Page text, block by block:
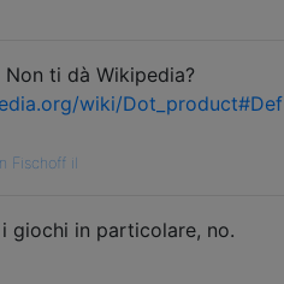
Non ti dà Wikipedia?
wiki/
Fischoff il
giochi in particolare, no.